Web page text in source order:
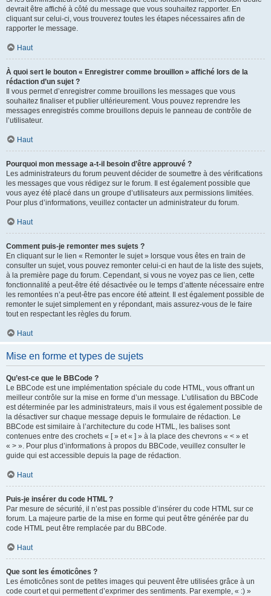
devrait être affiché à côté du message que vous souhaitez rapporter. En
cliquant sur celui-ci, vous trouverez toutes les étapes nécessaires afin de
rapporter le message.
Haut
À quoi sert le bouton « Enregistrer comme brouillon » affiché lors de la
rédaction d’un sujet ?
Il vous permet d’enregistrer comme brouillons les messages que vous
souhaitez finaliser et publier ultérieurement. Vous pouvez reprendre les
messages enregistrés comme brouillons depuis le panneau de contrôle de
l’utilisateur.
Haut
Pourquoi mon message a-t-il besoin d’être approuvé ?
Les administrateurs du forum peuvent décider de soumettre à des vérifications
les messages que vous rédigez sur le forum. Il est également possible que
vous ayez été placé dans un groupe d’utilisateurs aux permissions limitées.
Pour plus d’informations, veuillez contacter un administrateur du forum.
Haut
Comment puis-je remonter mes sujets ?
En cliquant sur le lien « Remonter le sujet » lorsque vous êtes en train de
consulter un sujet, vous pouvez remonter celui-ci en haut de la liste des sujets,
à la première page du forum. Cependant, si vous ne voyez pas ce lien, cette
fonctionnalité a peut-être été désactivée ou le temps d’attente nécessaire entre
les remontées n’a peut-être pas encore été atteint. Il est également possible de
remonter le sujet simplement en y répondant, mais assurez-vous de le faire
tout en respectant les règles du forum.
Haut
Mise en forme et types de sujets
Qu’est-ce que le BBCode ?
Le BBCode est une implémentation spéciale du code HTML, vous offrant un
meilleur contrôle sur la mise en forme d’un message. L’utilisation du BBCode
est déterminée par les administrateurs, mais il vous est également possible de
la désactiver sur chaque message depuis le formulaire de rédaction. Le
BBCode est similaire à l’architecture du code HTML, les balises sont
contenues entre des crochets « [ » et « ] » à la place des chevrons « < » et
« > ». Pour plus d’informations à propos du BBCode, veuillez consulter le
guide qui est accessible depuis la page de rédaction.
Haut
Puis-je insérer du code HTML ?
Par mesure de sécurité, il n’est pas possible d’insérer du code HTML sur ce
forum. La majeure partie de la mise en forme qui peut être générée par du
code HTML peut être remplacée par du BBCode.
Haut
Que sont les émoticônes ?
Les émoticônes sont de petites images qui peuvent être utilisées grâce à un
code court et qui permettent d’exprimer des sentiments. Par exemple, « :) »